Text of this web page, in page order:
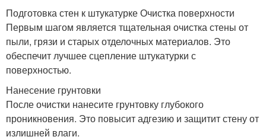
Подготовка стен к штукатурке Очистка поверхности
Первым шагом является тщательная очистка стены от
пыли, грязи и старых отделочных материалов. Это
обеспечит лучшее сцепление штукатурки с
поверхностью.
Нанесение грунтовки
После очистки нанесите грунтовку глубокого
проникновения. Это повысит адгезию и защитит стену от
излишней влаги.